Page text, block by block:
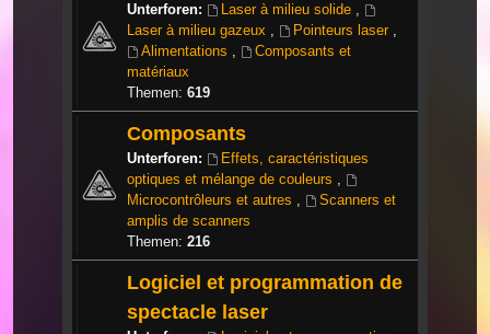
Unterforen: Laser à milieu solide ,
Laser à milieu gazeux , Pointeurs laser ,
Alimentations ,
Composants et
matériaux
Themen: 619
Composants
Unterforen:
Effets, caractéristiques
optiques et mélange de couleurs ,
Microcontrôleurs et autres ,
Scanners et
amplis de scanners
Themen: 216
Logiciel et programmation de
spectacle laser